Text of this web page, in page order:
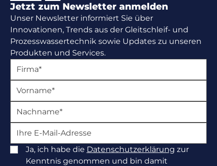
Jetzt zum Newsletter anmelden
Unser Newsletter informiert Sie über
Innovationen, Trends aus der Gleitschleif- und
Prozesswassertechnik sowie Updates zu unseren
Produkten und Services.
Ja, ich habe die Datenschutzerklärung zur
Kenntnis genommen und bin damit